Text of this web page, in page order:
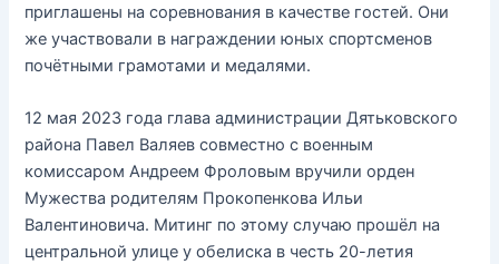
приглашены на соревнования в качестве гостей. Они
же участвовали в награждении юных спортсменов
почётными грамотами и медалями.
12 мая 2023 года глава администрации Дятьковского
района Павел Валяев совместно с военным
комиссаром Андреем Фроловым вручили орден
Мужества родителям Прокопенкова Ильи
Валентиновича. Митинг по этому случаю прошёл на
центральной улице у обелиска в честь 20-летия